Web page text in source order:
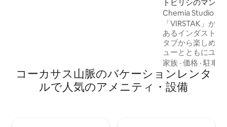
トビリシのマンシ
パート
Chemia Studio
「VIRSTAK」が
あるインダストリ
タブから楽しめる
ューとともにユニ
します。 -100%手作り。 -ランダムな居心
地の良い/機能的
ん。スタジオの
ンテージ家具と
家族 ·価格 ·駐車
コーカサス山脈のバケーションレンタ
ルで人気のアメニティ・設備